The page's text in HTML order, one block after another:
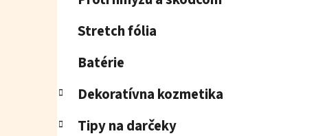
Stretch fólia
Batérie
Dekoratívna kozmetika
Tipy na darčeky